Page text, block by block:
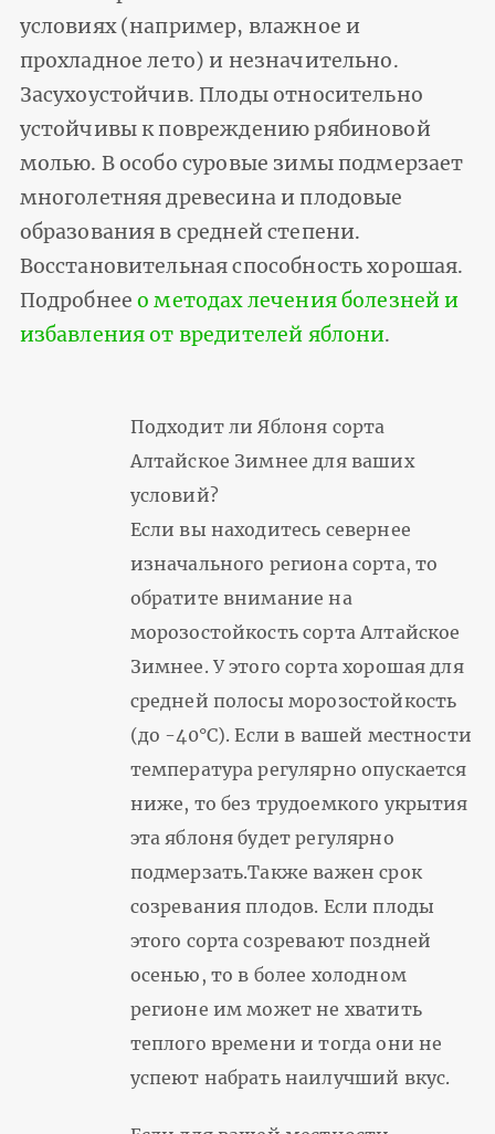
условиях (например, влажное и
прохладное лето) и незначительно.
Засухоустойчив. Плоды относительно
устойчивы к повреждению рябиновой
молью. В особо суровые зимы подмерзает
многолетняя древесина и плодовые
образования в средней степени.
Восстановительная способность хорошая.
Подробнеео методах лечения болезней и
избавления от вредителей яблони.
Подходит ли Яблоня сорта
Алтайское Зимнее для ваших
условий?
Если вы находитесь севернее
изначального региона сорта, то
обратите внимание на
морозостойкость сорта Алтайское
Зимнее. У этого сорта хорошая для
средней полосы морозостойкость
(до -40°С). Если в вашей местности
температура регулярно опускается
ниже, то без трудоемкого укрытия
эта яблоня будет регулярно
подмерзать.Также важен срок
созревания плодов. Если плоды
этого сорта созревают поздней
осенью, то в более холодном
регионе им может не хватить
теплого времени и тогда они не
успеют набрать наилучший вкус.